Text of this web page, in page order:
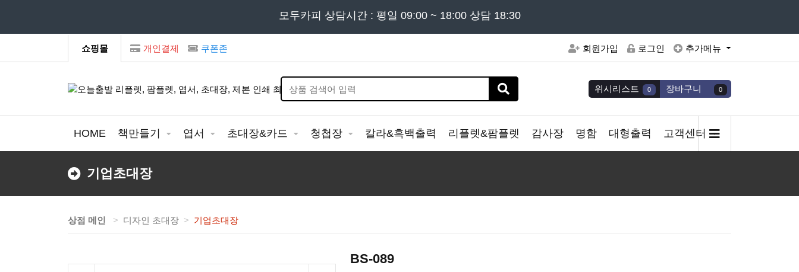
모든 문의는 02) 302 - 7797 및 '견적문의 ' 게시판을 이용해주세요
모두카피 상담시간 : 평일 09:00 ~ 18:00 상담 18:30
쇼핑몰 개인결제 쿠폰존 회원가입 로그인 추가메뉴
위시리스트 0 장바구니 0
HOME 책만들기 엽서 초대장&카드 청첩장 칼라&흑백출력 리플렛&팜플렛 감사장 명함 대형출력 고객센터
기업초대장
상점 메인 디자인 초대장 기업초대장
BS-089